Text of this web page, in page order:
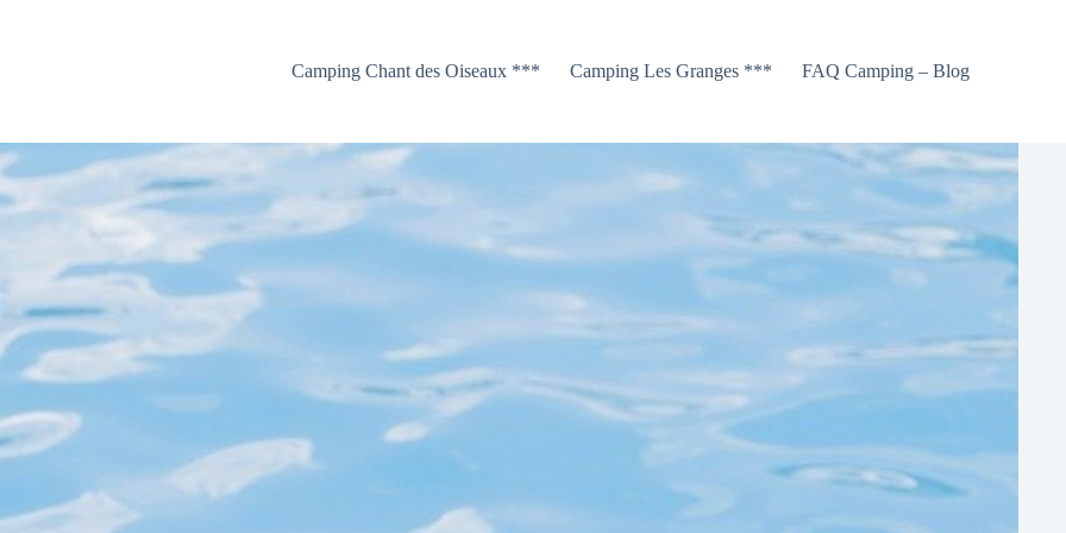
Camping Chant des Oiseaux ***
Camping Les Granges *** FAQ Camping – Blog